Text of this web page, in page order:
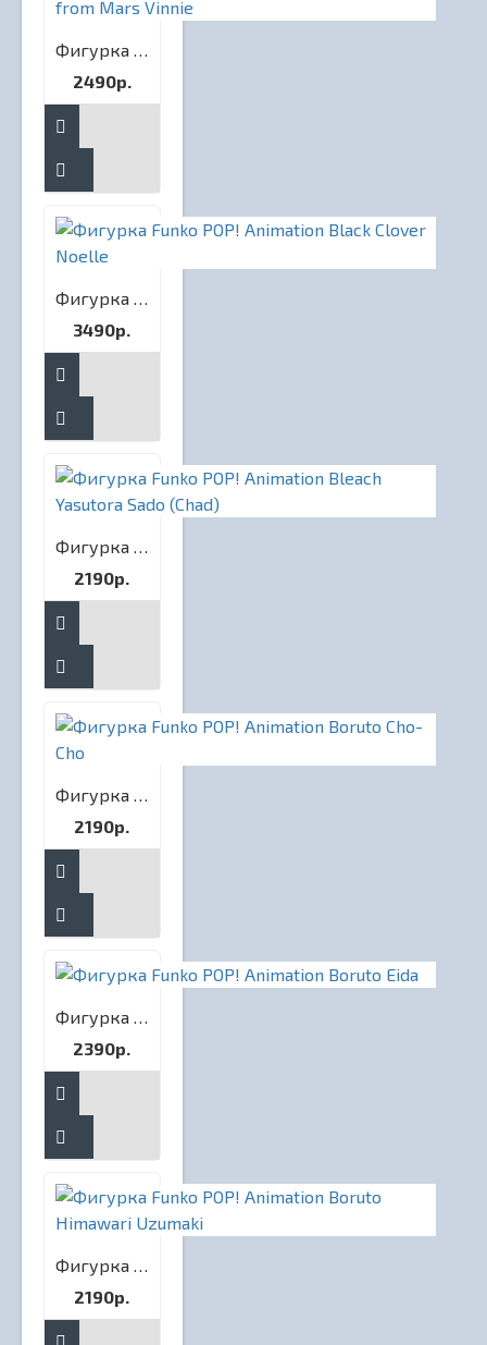
Фигурка Funko POP! Animation Biker Mice from Mars Vinnie
2490р.
Фигурка Funko POP! Animation Black Clover Noelle
3490р.
Фигурка Funko POP! Animation Bleach Yasutora Sado (Chad)
2190р.
Фигурка Funko POP! Animation Boruto Cho-Cho
2190р.
Фигурка Funko POP! Animation Boruto Eida
2390р.
Фигурка Funko POP! Animation Boruto Himawari Uzumaki
2190р.